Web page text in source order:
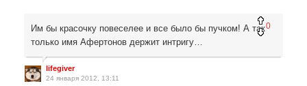
0
Им бы красочку повеселее и все было бы пучком! А так
только имя Афертонов держит интригу…
lifegiver
24 января 2012, 13:11